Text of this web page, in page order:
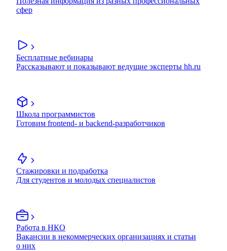
сфер
Бесплатные вебинары
Рассказывают и показывают ведущие эксперты hh.ru
Школа программистов
Готовим frontend- и backend-разработчиков
Стажировки и подработка
Для студентов и молодых специалистов
Работа в НКО
Вакансии в некоммерческих организациях и статьи
о них